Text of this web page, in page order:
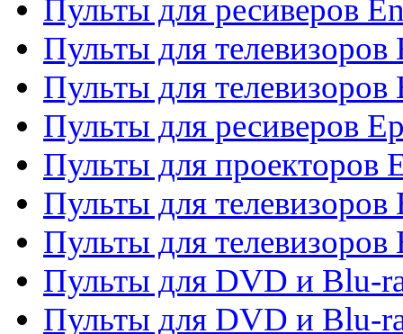
Пульты для ресиверов
Пульты для телевизоров
Пульты для телевизоров
Пульты для ресиверов
Пульты для проекторов
Пульты для телевизоров
Пульты для телевизоров
Пульты для DVD и Blu-
Пульты для DVD и Blu-